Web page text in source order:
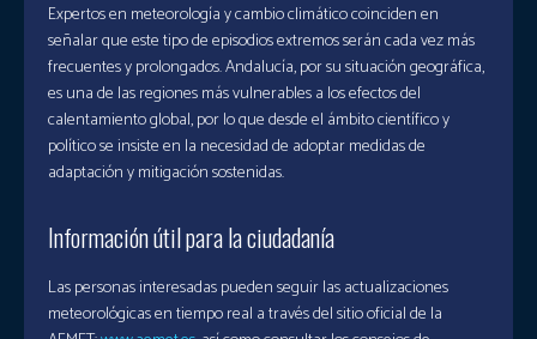
Expertos en meteorología y cambio climático coinciden en
señalar que este tipo de episodios extremos serán cada vez más
frecuentes y prolongados. Andalucía, por su situación geográfica,
es una de las regiones más vulnerables a los efectos del
calentamiento global, por lo que desde el ámbito científico y
político se insiste en la necesidad de adoptar medidas de
adaptación y mitigación sostenidas.
Información útil para la ciudadanía
Las personas interesadas pueden seguir las actualizaciones
meteorológicas en tiempo real a través del sitio oficial de la